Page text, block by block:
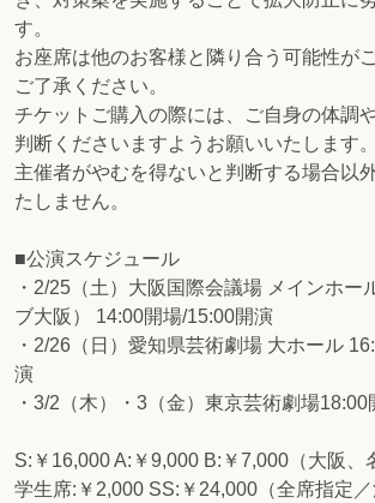
す。
お座席は他のお客様と隣り合う可能性が
ご了承ください。
チケットご購入の際には、ご自身の体調
判断くださいますようお願いいたします
主催者がやむを得ないと判断する場合以
たしません。
■公演スケジュール
・2/25（土）大阪国際会議場 メインホー
ブ大阪） 14:00開場/15:00開演
・2/26（日）愛知県芸術劇場 大ホール
演
・3/2（木）・3（金）東京芸術劇場
S:￥16,000 A:￥9,000 B:￥7,000（大阪、
学生席:￥2,000 SS:￥24,000（全席指定／